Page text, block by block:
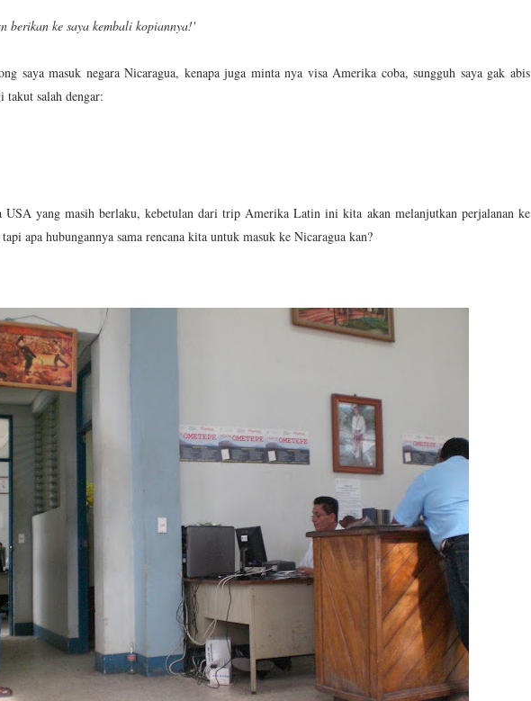
berikan ke saya kembali kopiannya!'
saya masuk negara Nicaragua, kenapa juga minta nya visa Amerika coba, sungguh saya gak abis
takut salah dengar:
USA yang masih berlaku, kebetulan dari trip Amerika Latin ini kita akan melanjutkan perjalanan ke
apa hubungannya sama rencana kita untuk masuk ke Nicaragua kan?